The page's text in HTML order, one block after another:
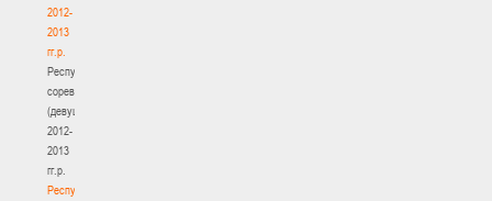
2012-
2013
гг.р.
Республиканские
соревнования
(девушки)
2012-
2013
гг.р.
Республиканские